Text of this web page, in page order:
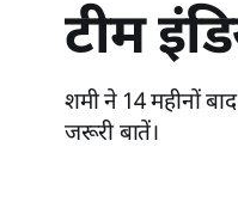
टीम
शमी ने 14 महीनों
जरूरी बातें।